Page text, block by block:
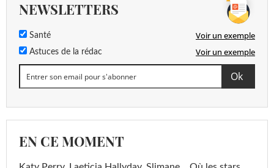
NEWSLETTERS
Santé Voir un exemple
Astuces de la rédac Voir un exemple
EN CE MOMENT